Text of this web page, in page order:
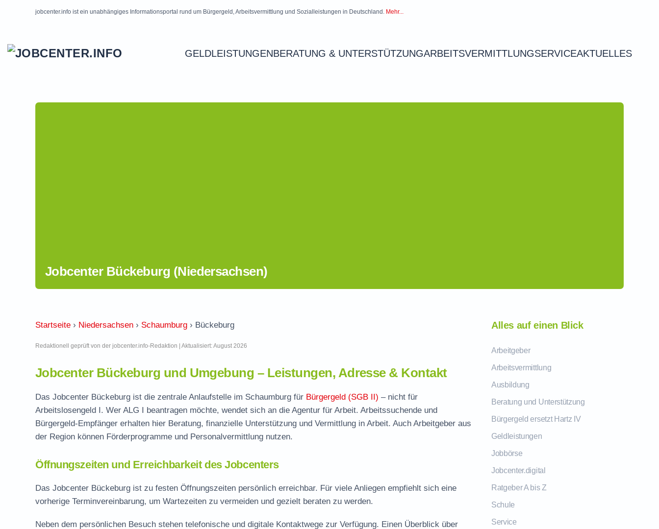
jobcenter.info ist ein unabhängiges Informationsportal rund um Bürgergeld, Arbeitsvermittlung und Sozialleistungen in Deutschland. Mehr...
GELDLEISTUNGENBERATUNG & UNTERSTÜTZUNGARBEITSVERMITTLUNGSERVICEAKTUELLES
Jobcenter Bückeburg (Niedersachsen)
Startseite › Niedersachsen › Schaumburg › Bückeburg
Redaktionell geprüft von der jobcenter.info-Redaktion | Aktualisiert: August 2026
Jobcenter Bückeburg und Umgebung – Leistungen, Adresse & Kontakt
Das Jobcenter Bückeburg ist die zentrale Anlaufstelle im Schaumburg für Bürgergeld (SGB II) – nicht für
Arbeitslosengeld I. Wer ALG I beantragen möchte, wendet sich an die Agentur für Arbeit. Arbeitssuchende und
Bürgergeld-Empfänger erhalten hier Beratung, finanzielle Unterstützung und Vermittlung in Arbeit. Auch Arbeitgeber aus
der Region können Förderprogramme und Personalvermittlung nutzen.
Öffnungszeiten und Erreichbarkeit des Jobcenters
Das Jobcenter Bückeburg ist zu festen Öffnungszeiten persönlich erreichbar. Für viele Anliegen empfiehlt sich eine
vorherige Terminvereinbarung, um Wartezeiten zu vermeiden und gezielt beraten zu werden.
Neben dem persönlichen Besuch stehen telefonische und digitale Kontaktwege zur Verfügung. Einen Überblick über
Alles auf einen Blick
Arbeitgeber
Arbeitsvermittlung
Ausbildung
Beratung und Unterstützung
Bürgergeld ersetzt Hartz IV
Geldleistungen
Jobbörse
Jobcenter.digital
Ratgeber A bis Z
Schule
Service